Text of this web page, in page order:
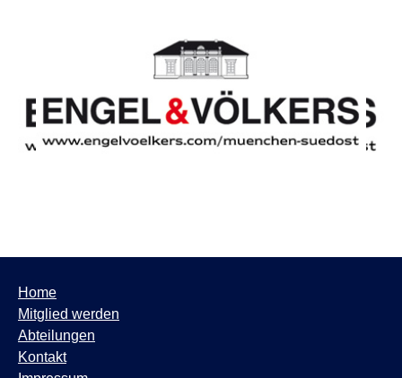
Home
Mitglied werden
Abteilungen
Kontakt